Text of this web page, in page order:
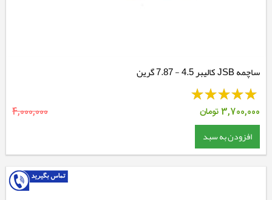
ساچمه JSB کالیبر 4.5 - 7.87 گرین
3,700,000تومان 4,000,000
افزودن به سبد